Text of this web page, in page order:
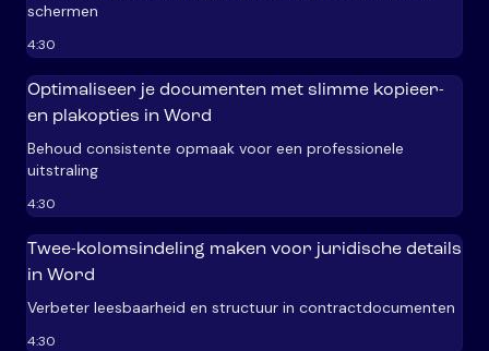
schermen
4:30
Optimaliseer je documenten met slimme kopieer-
en plakopties in Word
Behoud consistente opmaak voor een professionele
uitstraling
4:30
Twee-kolomsindeling maken voor juridische details
in Word
Verbeter leesbaarheid en structuur in contractdocumenten
4:30